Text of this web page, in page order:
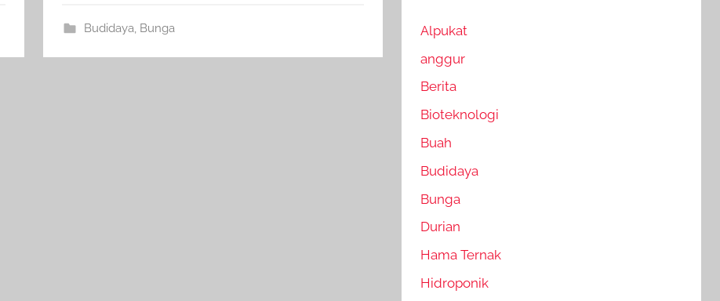
Budidaya Bunga
Alpukat
anggur
Berita
Bioteknologi
Buah
Budidaya
Bunga
Durian
Hama Ternak
Hidroponik